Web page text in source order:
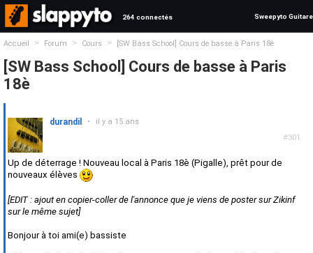
264 connectés Sweepyto Guitare
Accueil > Forum > Cours > [SW Bass School] Cours de basse à Paris 18è
[SW Bass School] Cours de basse à Paris
18è
#301
durandil • il y a 15 ans
Up de déterrage ! Nouveau local à Paris 18è (Pigalle), prêt pour de
nouveaux élèves
[EDIT : ajout en copier-coller de l'annonce que je viens de poster sur Zikinf
sur le même sujet]
Bonjour à toi ami(e) bassiste